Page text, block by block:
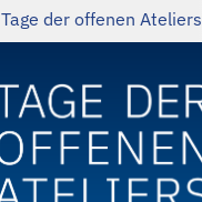
Tage der offenen Ateliers